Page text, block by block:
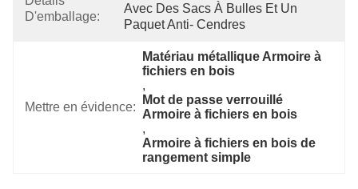
D'emballage:
Avec Des Sacs À Bulles Et Un
Paquet Anti- Cendres
Mettre en évidence:
Matériau métallique Armoire à
fichiers en bois
,
Mot de passe verrouillé
Armoire à fichiers en bois
,
Armoire à fichiers en bois de
rangement simple